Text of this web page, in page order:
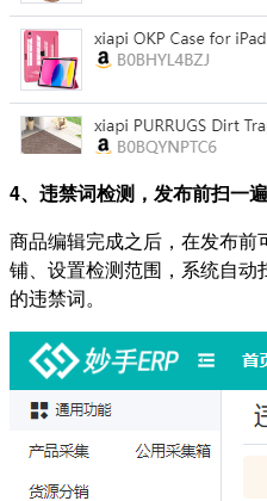
4、违禁词检测，发布前扫一
商品编辑完成之后，在发布
铺、设置检测范围，系统自
的违禁词。